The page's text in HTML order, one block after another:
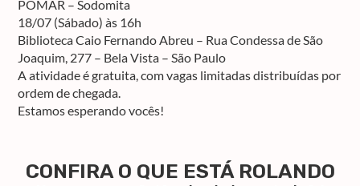
POMAR – Sodomita
18/07 (Sábado) às 16h
Biblioteca Caio Fernando Abreu – Rua Condessa de São
Joaquim, 277 – Bela Vista – São Paulo
A atividade é gratuita, com vagas limitadas distribuídas por
ordem de chegada.
Estamos esperando vocês!
CONFIRA O QUE ESTÁ ROLANDO